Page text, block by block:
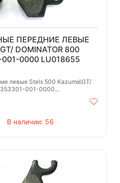
ПЕРЕДНИЕ ЛЕВЫЕ
DOMINATOR 800
0000 LU018655
левые Stels 500 Kazuma\GT/
353301-001-0000...
В наличии: 56